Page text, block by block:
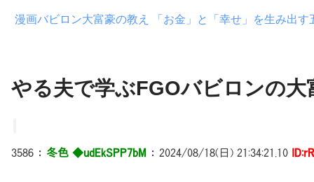
漫画バビロン大富豪の教え 「お金」と「幸せ」を生み出す
やる夫で学ぶFGOバビロンの大
3586 ： 冬色 ◆udEkSPP7bM ： 2024/08/18(日) 21:34:21.10